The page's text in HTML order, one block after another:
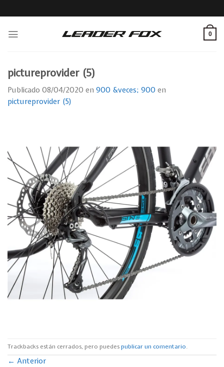
to
0
pictureprovider (5)
Publicado 08/04/2020 en 900 &veces; 900 en
pictureprovider (5)
Trackbacks están cerrados, pero puedespublicar un comentario.
← Anterior